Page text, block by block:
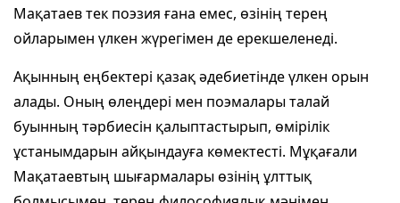
Мақатаев тек поэзия ғана емес, өзінің терең
ойларымен үлкен жүрегімен де ерекшеленеді.
Ақынның еңбектері қазақ әдебиетінде үлкен орын
алады. Оның өлеңдері мен поэмалары талай
буынның тәрбиесін қалыптастырып, өмірілік
ұстанымдарын айқындауға көмектесті. Мұқағали
Мақатаевтың шығармалары өзінің ұлттық